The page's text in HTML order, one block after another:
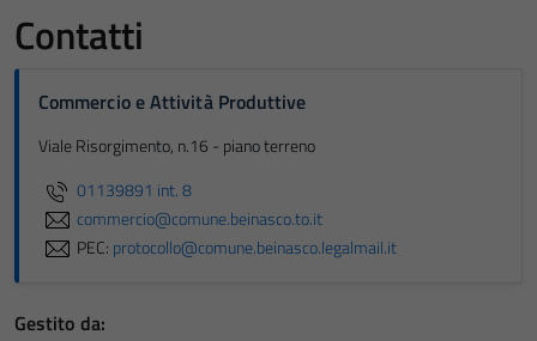
Contatti
Commercio e Attività Produttive
Viale Risorgimento, n.16 - piano terreno
01139891 int. 8
commercio@comune.beinasco.to.it
PEC: protocollo@comune.beinasco.legalmail.it
Gestito da: